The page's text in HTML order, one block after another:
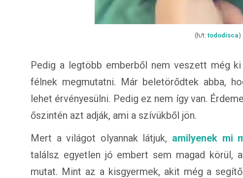
(h/t: tododisca)
Pedig a legtöbb emberből nem veszett még
félnek megmutatni. Már beletörődtek abba,
lehet érvényesülni. Pedig ez nem így van.
őszintén azt adják, ami a szívükből jön.
Mert a világot olyannak látjuk, amilyenek mi
találsz egyetlen jó embert sem magad körül,
mutat. Mint az a kisgyermek, akit még a